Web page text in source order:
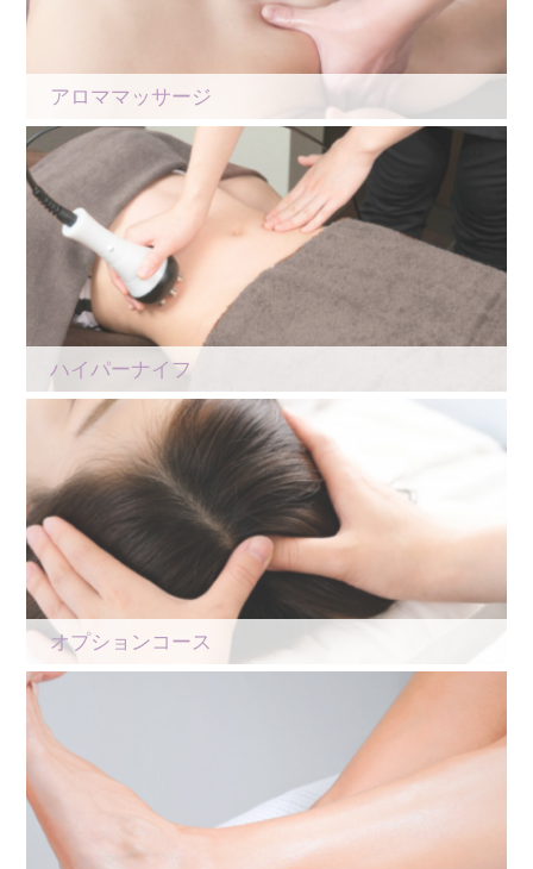
アロママッサージ
ハイパーナイフ
オプションコース